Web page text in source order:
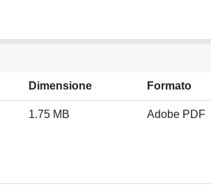
Dimensione Formato
1.75 MB Adobe PDF